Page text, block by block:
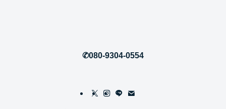
✆080-9304-0554